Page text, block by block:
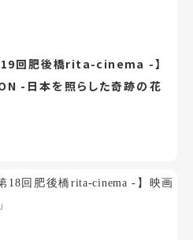
19回肥後橋rita-cinema -】
-日本を照らした奇跡の花